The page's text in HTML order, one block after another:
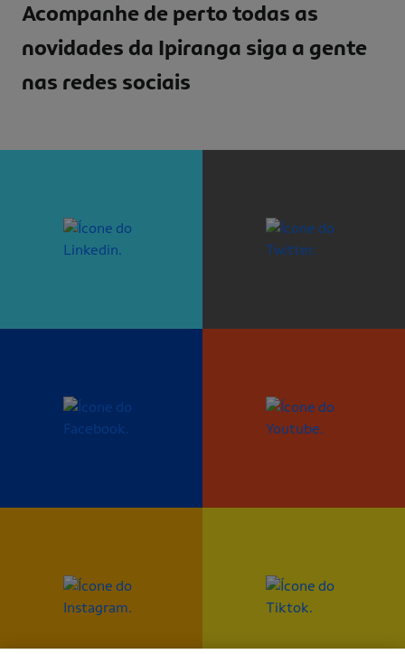
Acompanhe de perto todas as
novidades da Ipiranga siga a gente
nas redes sociais